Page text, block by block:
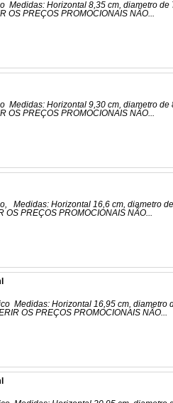
Medidas: Horizontal 8,35 cm, diametro de
PREÇOS PROMOCIONAIS NÃO...
Medidas: Horizontal 9,30 cm, diametro de
PREÇOS PROMOCIONAIS NÃO...
Medidas: Horizontal 16,6 cm, diametro
PREÇOS PROMOCIONAIS NÃO...
Medidas: Horizontal 16,95 cm, diametro
OS PREÇOS PROMOCIONAIS NÃO...